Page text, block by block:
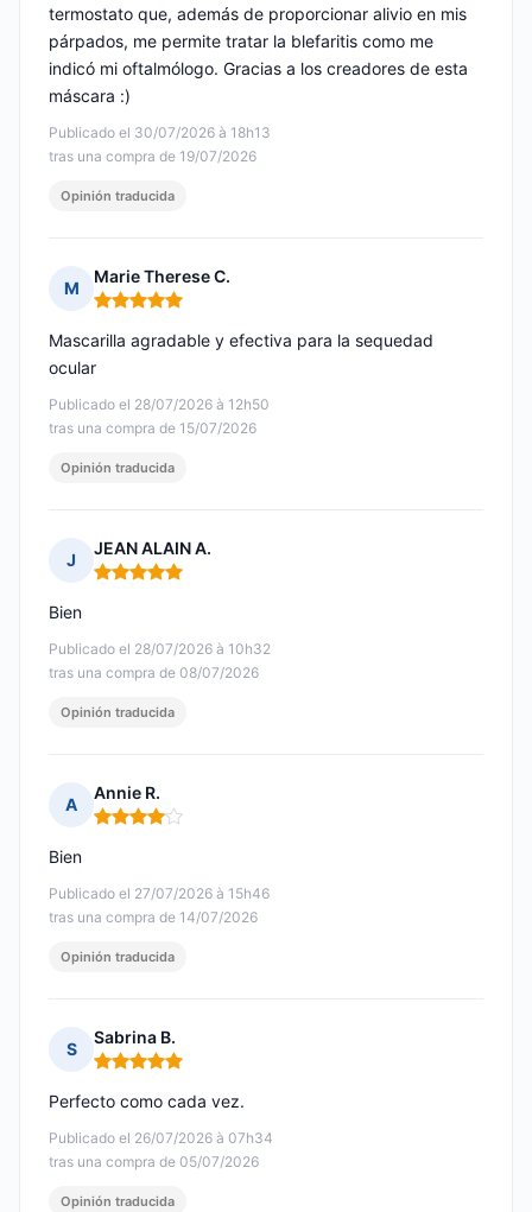
Publicado el 30/07/2026 à 18h13
tras una compra de 19/07/2026
termostato que, además de proporcionar alivio en mis
párpados, me permite tratar la blefaritis como me
indicó mi oftalmólogo. Gracias a los creadores de esta
máscara :)
Opinión traducida
M
Marie Therese C.
Nota: 5 de 5
Publicado el 28/07/2026 à 12h50
tras una compra de 15/07/2026
Mascarilla agradable y efectiva para la sequedad
ocular
Opinión traducida
J
JEAN ALAIN A.
Nota: 5 de 5
Publicado el 28/07/2026 à 10h32
tras una compra de 08/07/2026
Bien
Opinión traducida
A
Annie R.
Nota: 4 de 5
Publicado el 27/07/2026 à 15h46
tras una compra de 14/07/2026
Bien
Opinión traducida
S
Sabrina B.
Nota: 5 de 5
Publicado el 26/07/2026 à 07h34
tras una compra de 05/07/2026
Perfecto como cada vez.
Opinión traducida